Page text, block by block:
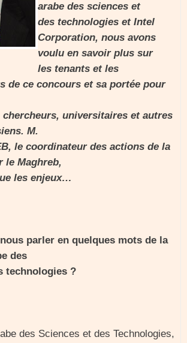
arabe des sciences et
des technologies et Intel
Corporation, nous avons
voulu en savoir plus sur
les tenants et les
de ce concours et sa portée pour
chercheurs, universitaires et autres
M.
le coordinateur des actions de la
le Maghreb,
les enjeux…
parler en quelques mots de la
des
technologies ?
des Sciences et des Technologies,